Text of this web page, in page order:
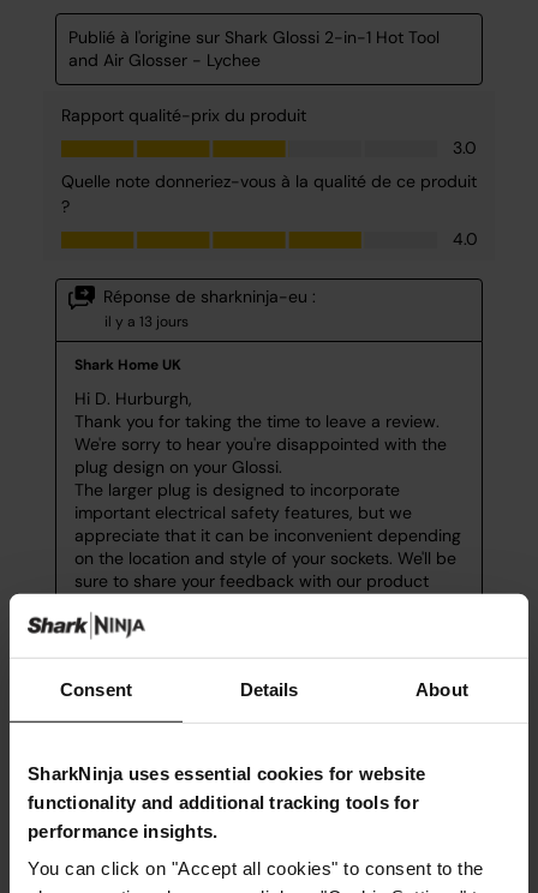
Consent Details About
SharkNinja uses essential cookies for website
functionality and additional tracking tools for
performance insights.
You can click on "Accept all cookies" to consent to the